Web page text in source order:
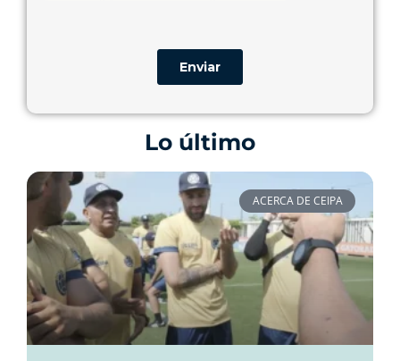
Lo último
ACERCA DE CEIPA